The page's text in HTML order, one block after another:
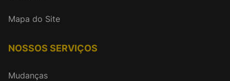
Mapa do Site
NOSSOS SERVIÇOS
Mudanças